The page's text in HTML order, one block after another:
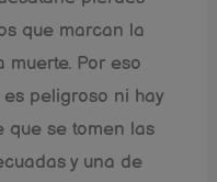
que marcan la
Por eso
peligroso ni hay
que se tomen las
y una de